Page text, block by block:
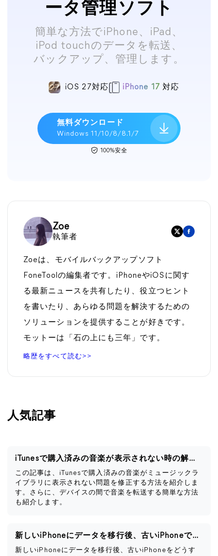
ータ管理ソフト
簡単な方法でiPhone、iPad、
iPod touchのデータを転送、
バックアップ、管理します。
iOS 27対応 iPhone 17 対応
無料ダウンロード
Windows 11/10/8/8.1/7
100%安全
Zoe
執筆者
Zoeは、モバイルバックアップソフト
FoneToolの編集者です。iPhoneやiOSに関す
る最新ニュースを共有したり、役立つヒント
を書いたり、あらゆる問題を解決するための
ソリューションを提供することが好きです。
モットーは「石の上にも三年」です。
略歴をすべて読む>>
人気記事
iTunesで購入済みの音楽が表示されない時の解決策
この記事は、iTunesで購入済みの音楽がミュージックラ
イブラリに表示されない問題を修正する方法を紹介しま
す。さらに、デバイスの間で音楽を転送する簡単な方法
も紹介します。
新しいiPhoneにデータを移行後、古いiPhoneですべきこと
新しいiPhoneにデータを移行後、古いiPhoneをどうす